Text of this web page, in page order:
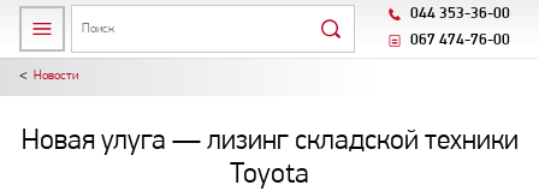
044 353-36-00
067 474-76-00
Новости
Новая улуга — лизинг складской техники
Toyota